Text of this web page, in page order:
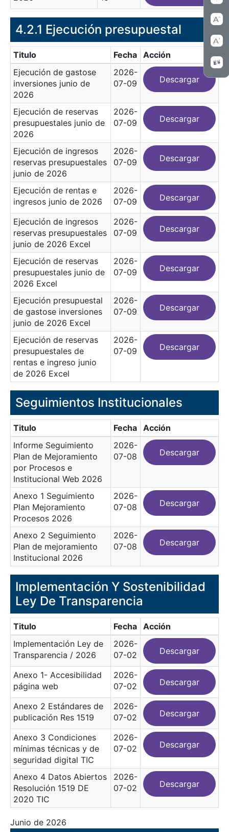
4.2.1 Ejecución presupuestal
Titulo Fecha Acción
Ejecución de gastose
inversiones junio de
2026
2026-
07-09
Descargar
Ejecución de reservas
presupuestales junio de
2026
2026-
07-09
Descargar
Ejecución de ingresos
reservas presupuestales
junio de 2026
2026-
07-09
Descargar
Ejecución de rentas e
ingresos junio de 2026
2026-
07-09
Descargar
Ejecución de ingresos
reservas presupuestales
junio de 2026 Excel
2026-
07-09
Descargar
Ejecución de reservas
presupuestales junio de
2026 Excel
2026-
07-09
Descargar
Ejecución presupuestal
de gastose inversiones
junio de 2026 Excel
2026-
07-09
Descargar
Ejecución de reservas
presupuestales de
rentas e ingreso junio
de 2026 Excel
2026-
07-09
Descargar
Seguimientos Institucionales
Titulo Fecha Acción
Informe Seguimiento
Plan de Mejoramiento
por Procesos e
Institucional Web 2026
2026-
07-08
Descargar
Anexo 1 Seguimiento
Plan Mejoramiento
Procesos 2026
2026-
07-08
Descargar
Anexo 2 Seguimiento
Plan de mejoramiento
Institucional 2026
2026-
07-08
Descargar
Implementación Y Sostenibilidad
Ley De Transparencia
Titulo Fecha Acción
Implementación Ley de
Transparencia / 2026
2026-
07-02
Descargar
Anexo 1- Accesibilidad
página web
2026-
07-02
Descargar
Anexo 2 Estándares de
publicación Res 1519
2026-
07-02
Descargar
Anexo 3 Condiciones
mínimas técnicas y de
seguridad digital TIC
2026-
07-02
Descargar
Anexo 4 Datos Abiertos
Resolución 1519 DE
2020 TIC
2026-
07-02
Descargar
Junio de 2026